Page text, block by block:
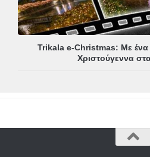
Trikala e-Christmas: Με ένα
Χριστούγεννα